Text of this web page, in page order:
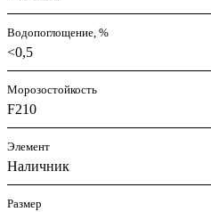
Водопоглощение, %
<0,5
Морозостойкость
F210
Элемент
Наличник
Размер